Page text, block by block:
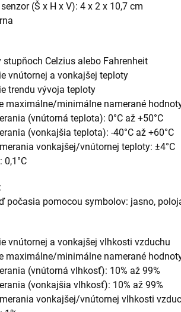
(Š x H x V): 4 x 2 x 10,7 cm
stupňoch Celzius alebo Fahrenheit
vnútornej a vonkajšej teploty
trendu vývoja teploty
maximálne/minimálne namerané
(vnútorná teplota): 0°C až +50°C
(vonkajšia teplota): -40°C až +60°C
vonkajšej/vnútornej teploty: ±4°C
0,1°C
počasia pomocou symbolov: jasno,
vnútornej a vonkajšej vlhkosti vzduchu
maximálne/minimálne namerané
(vnútorná vlhkosť): 10% až 99%
(vonkajšia vlhkosť): 10% až 99%
vonkajšej/vnútornej vlhkosti